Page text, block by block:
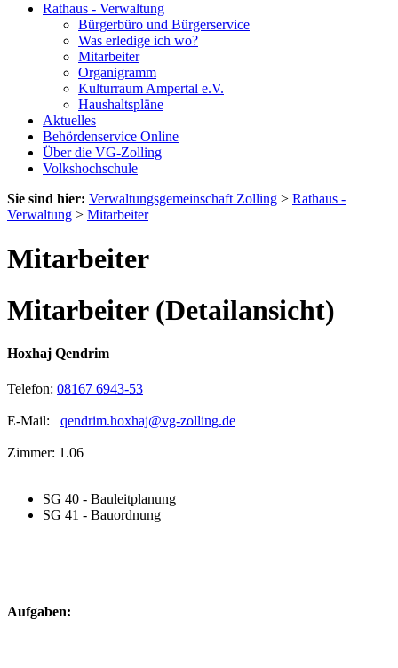
Rathaus - Verwaltung
Bürgerbüro und Bürgerservice
Was erledige ich wo?
Mitarbeiter
Organigramm
Kulturraum Ampertal e.V.
Haushaltspläne
Aktuelles
Behördenservice Online
Über die VG-Zolling
Volkshochschule
Sie sind hier: Verwaltungsgemeinschaft Zolling > Rathaus -
Verwaltung > Mitarbeiter
Mitarbeiter
Mitarbeiter (Detailansicht)
Hoxhaj Qendrim
Telefon: 08167 6943-53
E-Mail: qendrim.hoxhaj@vg-zolling.de
Zimmer: 1.06
SG 40 - Bauleitplanung
SG 41 - Bauordnung
Aufgaben: